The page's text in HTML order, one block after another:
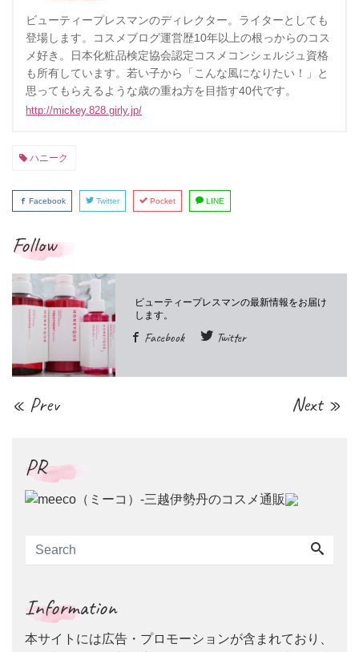
ビューティープレスマンのディレクター。ライターとしても
登場します。コスメブログ運営歴10年以上の根っからのコス
メ好き。日本化粧品検定協会認定コスメコンシェルジュ資格
も所有しています。若い子から「こんな風になりたい！」と
思ってもらえるような歳の重ね方を目指す40代です。
http://mickey.828.girly.jp/
ハニーク
Facebook Twitter Pocket LINE
Follow
Facebook Twitter
« Prev Next »
PR
Information
本サイトには広告・プロモーションが含まれており、